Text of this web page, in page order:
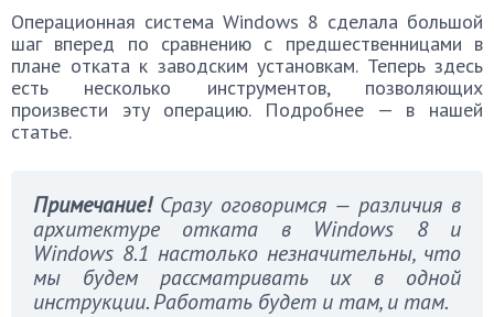
Операционная система Windows 8 сделала большой
шаг вперед по сравнению с предшественницами в
плане отката к заводским установкам. Теперь здесь
есть несколько инструментов, позволяющих
произвести эту операцию. Подробнее — в нашей
статье.
Примечание!Сразу оговоримся — различия в
архитектуре отката в Windows 8 и
Windows 8.1 настолько незначительны, что
мы будем рассматривать их в одной
инструкции. Работать будет и там, и там.